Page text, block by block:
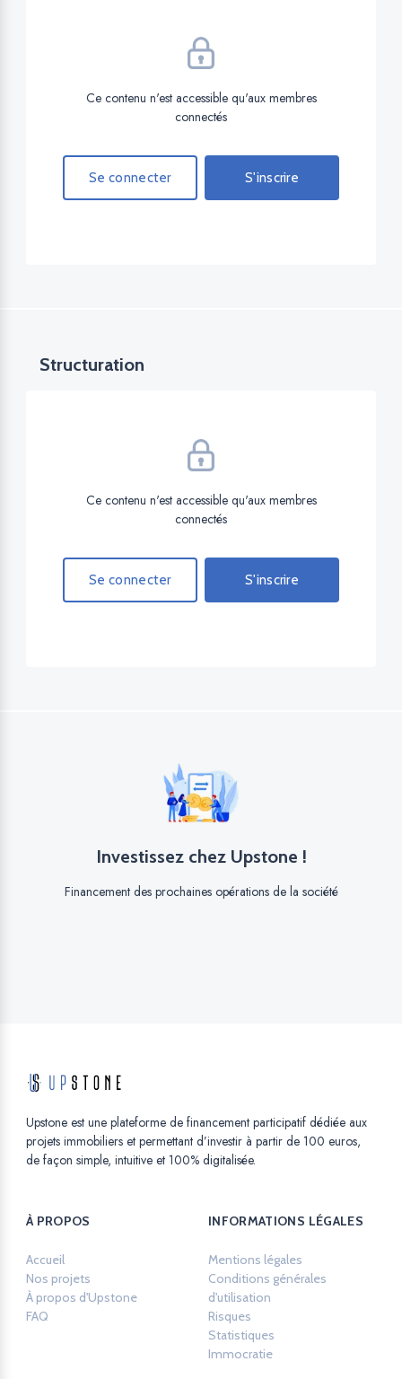
Ce contenu n'est accessible qu'aux membres
connectés
Se connecter S'inscrire
Structuration
Ce contenu n'est accessible qu'aux membres
connectés
Se connecter S'inscrire
Investissez chez Upstone !
Financement des prochaines opérations de la société
Upstone est une plateforme de financement participatif dédiée aux
projets immobiliers et permettant d’investir à partir de 100 euros,
de façon simple, intuitive et 100% digitalisée.
À PROPOS
Accueil
Nos projets
À propos d'Upstone
FAQ
INFORMATIONS LÉGALES
Mentions légales
Conditions générales
d'utilisation
Risques
Statistiques
Immocratie